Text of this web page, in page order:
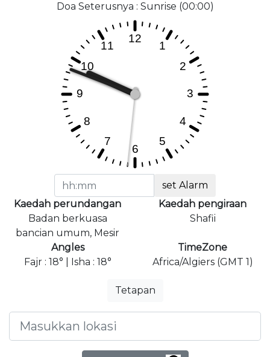
Doa Seterusnya : Sunrise (00:00)
set Alarm
Kaedah perundangan
Badan berkuasa
bancian umum, Mesir
Kaedah pengiraan
Shafii
Angles
Fajr : 18° | Isha : 18°
TimeZone
Africa/Algiers (GMT 1)
Tetapan